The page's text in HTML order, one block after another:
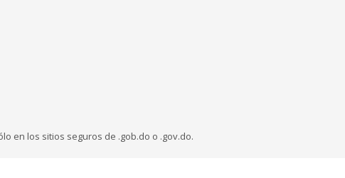
en los sitios seguros de .gob.do o .gov.do.